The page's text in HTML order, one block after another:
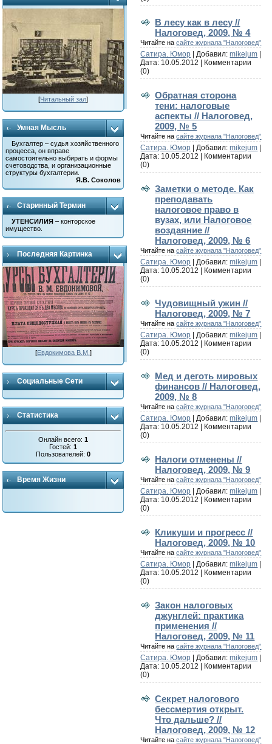
[Читальный зал]
Умная Мысль
Бухгалтер – судья хозяйственного
процесса, он вправе
самостоятельно выбирать и формы
счетоводства, и организационные
структуры бухгалтерии.
Я.В. Соколов
Старинный Термин
УТЕНСИЛИЯ – конторское
имущество.
Последняя Картинка
[Евдокимова В.М. ]
Социальные Сети
Статистика
Онлайн всего:1
Гостей:1
Пользователей:0
Время Жизни
В лесу как в лесу //
Налоговед, 2009, № 4
Читайте насайте журнала "Налоговед"
Сатира. Юмор | Добавил:mikejum
Дата: 10.05.2012
Комментарии
(0)
Обратная сторона
тени: налоговые
аспекты // Налоговед,
2009, № 5
Читайте насайте журнала "Налоговед"
Сатира. Юмор | Добавил:mikejum
Дата: 10.05.2012
Комментарии
(0)
Заметки о методе. Как
преподавать
налоговое право в
вузах, или Налоговое
воздаяние //
Налоговед, 2009, № 6
Читайте насайте журнала "Налоговед"
Сатира. Юмор | Добавил:mikejum
Дата: 10.05.2012
Комментарии
(0)
Чудовищный ужин //
Налоговед, 2009, № 7
Читайте насайте журнала "Налоговед"
Сатира. Юмор | Добавил:mikejum
Дата: 10.05.2012
Комментарии
(0)
Мед и деготь мировых
финансов // Налоговед,
2009, № 8
Читайте насайте журнала "Налоговед"
Сатира. Юмор | Добавил:mikejum
Дата: 10.05.2012
Комментарии
(0)
Налоги отменены //
Налоговед, 2009, № 9
Читайте насайте журнала "Налоговед"
Сатира. Юмор | Добавил:mikejum
Дата: 10.05.2012
Комментарии
(0)
Кликуши и прогресс //
Налоговед, 2009, № 10
Читайте насайте журнала "Налоговед"
Сатира. Юмор | Добавил:mikejum
Дата: 10.05.2012
Комментарии
(0)
Закон налоговых
джунглей: практика
применения //
Налоговед, 2009, № 11
Читайте насайте журнала "Налоговед"
Сатира. Юмор | Добавил:mikejum
Дата: 10.05.2012
Комментарии
(0)
Секрет налогового
бессмертия открыт.
Что дальше? //
Налоговед, 2009, № 12
Читайте насайте журнала "Налоговед"